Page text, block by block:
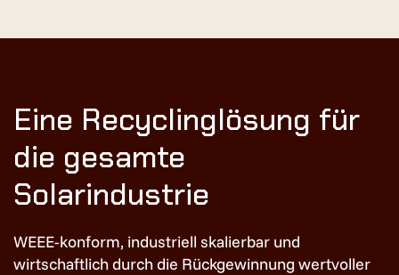
Eine Recyclinglösung für
die gesamte
Solarindustrie
WEEE-konform, industriell skalierbar und
wirtschaftlich durch die Rückgewinnung wertvoller